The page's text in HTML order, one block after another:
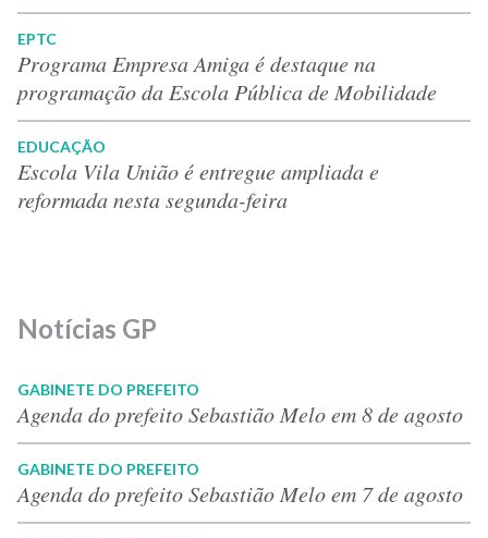
EPTC
Programa Empresa Amiga é destaque na
programação da Escola Pública de Mobilidade
EDUCAÇÃO
Escola Vila União é entregue ampliada e
reformada nesta segunda-feira
Notícias GP
GABINETE DO PREFEITO
Agenda do prefeito Sebastião Melo em 8 de agosto
GABINETE DO PREFEITO
Agenda do prefeito Sebastião Melo em 7 de agosto